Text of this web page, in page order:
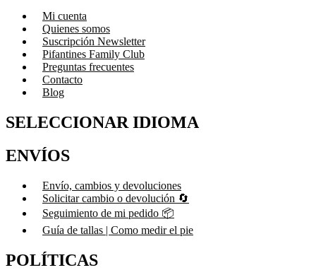
Mi cuenta
Quienes somos
Suscripción Newsletter
Pifantines Family Club
Preguntas frecuentes
Contacto
Blog
SELECCIONAR IDIOMA
ENVÍOS
Envío, cambios y devoluciones
Solicitar cambio o devolución 🔄
Seguimiento de mi pedido 📦
Guía de tallas | Como medir el pie
POLÍTICAS